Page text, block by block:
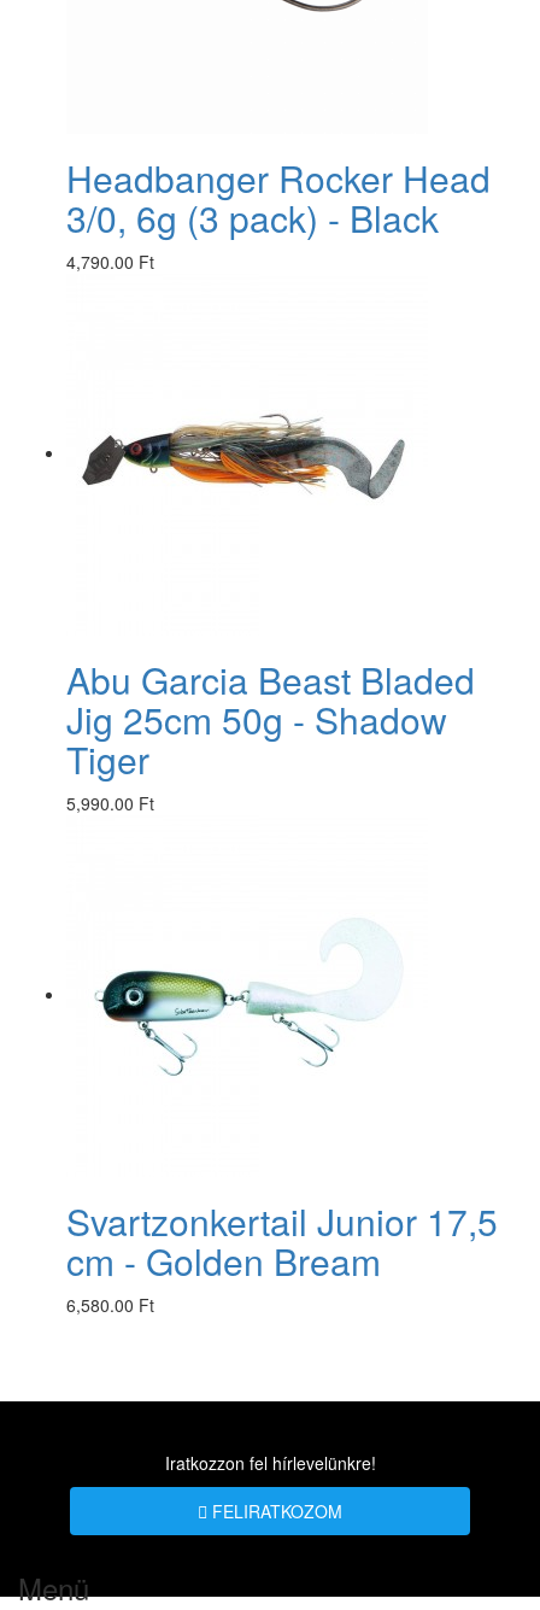
Headbanger Rocker Head
3/0, 6g (3 pack) - Black
4,790.00 Ft
Abu Garcia Beast Bladed
Jig 25cm 50g - Shadow
Tiger
5,990.00 Ft
Svartzonkertail Junior 17,5
cm - Golden Bream
6,580.00 Ft
Iratkozzon fel hírlevelünkre!
FELIRATKOZOM
Menü